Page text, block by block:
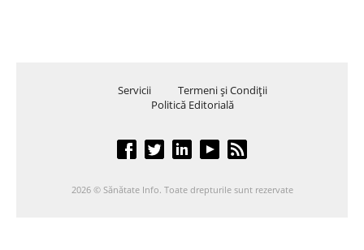
Servicii
Termeni şi Condiţii
Politică Editorială
2026 © Sănătate Info. Toate drepturile sunt rezervate